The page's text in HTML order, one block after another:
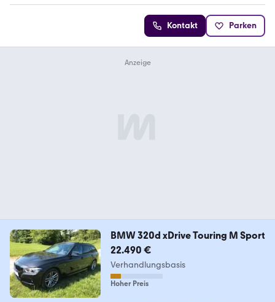
Kontakt Parken
BMW 320d xDrive Touring M Sport
22.490 €
Verhandlungsbasis
Hoher Preis